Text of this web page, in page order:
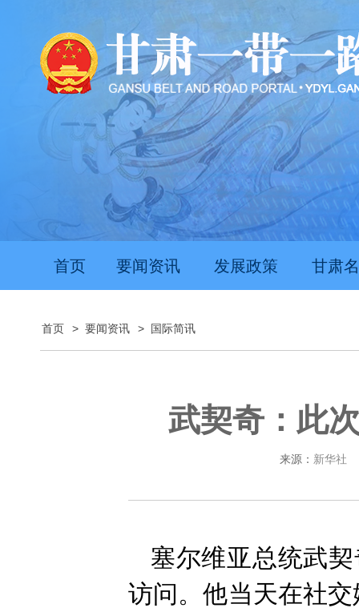
首页 要闻资讯 发展政策 甘肃
首页 > 要闻资讯 > 国际简讯
武契奇：此
来源： 新华社
塞尔维亚总统武
访问。他当天在社